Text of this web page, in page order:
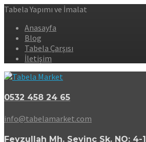
Tabela Yapımı ve İmalat
Anasayfa
Blog
Tabela Çarşısı
İletişim
0532 458 24 65
info@tabelamarket.com
Feyzullah Mh. Sevinç Sk. NO: 4-1